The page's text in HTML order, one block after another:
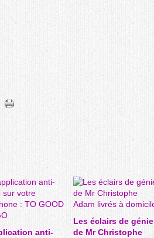
anti-
Les éclairs de génie
de Mr Christophe